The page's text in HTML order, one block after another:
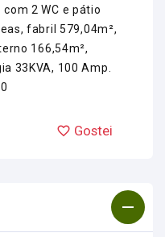
2 WC e pátio
fabril 579,04m²,
166,54m²,
33KVA, 100 Amp.
Gostei